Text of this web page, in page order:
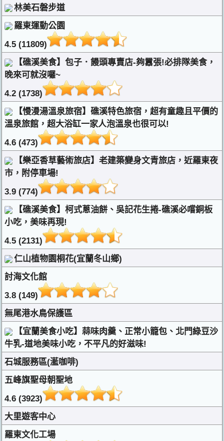
林美石磐步道
羅東運動公園
4.5 (11809)
【礁溪美食】包子．饅頭專賣店-夠囂張!必排隊美食，
晚來可就沒囉~
4.2 (1738)
【慢漫湯溫泉旅宿】礁溪特色旅宿，超有童趣且平價的
溫泉旅館，超大浴缸一家人泡溫泉也很可以!
4.6 (473)
【樂亞香草藝術旅店】老建築變身文青旅店，近羅東夜
市，附停車場!
3.9 (774)
【礁溪美食】柯式蔥油餅、吳記花生捲-礁溪必嚐銅板
小吃，美味再現!
4.5 (2131)
仁山植物園桐花(宜蘭冬山鄉)
討海文化館
3.8 (149)
無尾港水鳥保護區
【宜蘭美食小吃】蒜味肉羹、正常小籠包、北門綠豆沙
牛乳-道地美味小吃，不平凡的好滋味!
石城服務區(灆咖啡)
五峰旗聖母朝聖地
4.6 (3923)
大里遊客中心
羅東文化工場